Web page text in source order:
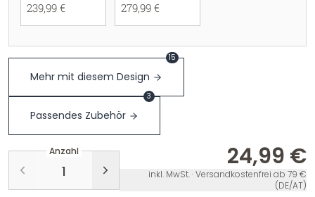
239,99 € 279,99 €
Mehr mit diesem Design
15
Passendes Zubehör
3
Anzahl 24,99 €
inkl. MwSt. · Versandkostenfrei ab 79 €
(DE/AT)